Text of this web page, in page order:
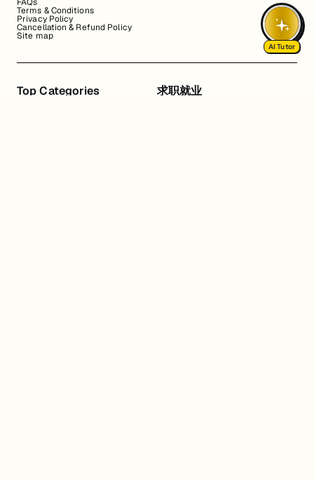
Terms & Conditions
Privacy Policy
Cancellation & Refund Policy
Site map
Top Categories 求职就业
AI Tutor